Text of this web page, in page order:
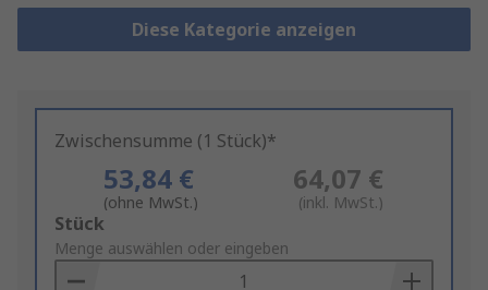
Diese Kategorie anzeigen
Zwischensumme (1 Stück)*
53,84 €
(ohne MwSt.)
64,07 €
(inkl. MwSt.)
Add
to
Basket
Stück
Menge auswählen oder eingeben